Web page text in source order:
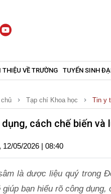
THIỆU VỀ TRƯỜNG TUYỂN SINH
Tạp chí Khoa học Tin y
dụng, cách chế biến
12/05/2026 | 08:40
là dược liệu quý trong
giúp bạn hiểu rõ công